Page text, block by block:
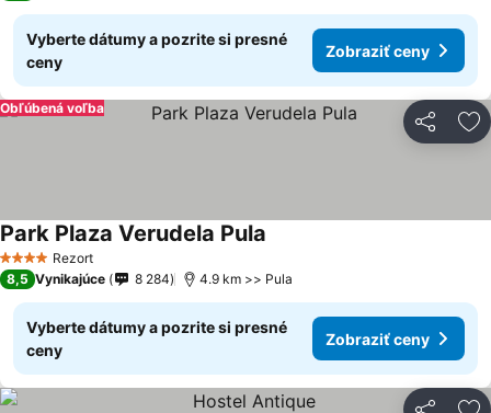
Vyberte dátumy a pozrite si presné
ceny
Zobraziť ceny
Zdieľať
Obľúbená voľba
4 Počet hviezdičiek
Rezort
Park Plaza Verudela Pula
8,5 Vynikajúce 8 284 4.9 km >> Pula
Vyberte dátumy a pozrite si presné
ceny
Zobraziť ceny